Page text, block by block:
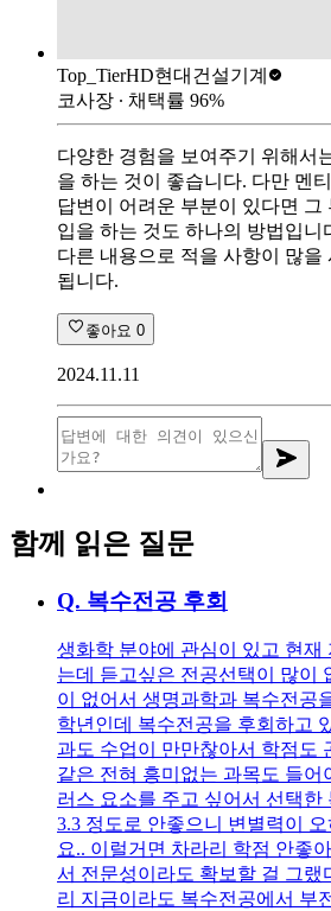
Top_TierHD현대건설기계
코사장 ∙ 채택률 96%
다양한 경험을 보여주기 위해서
을 하는 것이 좋습니다. 다만 멘
답변이 어려운 부분이 있다면 그
입을 하는 것도 하나의 방법입니
다른 내용으로 적을 사항이 많을
됩니다.
좋아요 0
2024.11.11
함께 읽은 질문
Q. 복수전공 후회
생화학 분야에 관심이 있고 현재
는데 듣고싶은 전공선택이 많이
이 없어서 생명과학과 복수전공
학년인데 복수전공을 후회하고
과도 수업이 만만찮아서 학점도
같은 전혀 흥미없는 과목도 들어
러스 요소를 주고 싶어서 선택한
3.3 정도로 안좋으니 변별력이
요.. 이럴거면 차라리 학점 안좋
서 전문성이라도 확보할 걸 그랬
리 지금이라도 복수전공에서 부